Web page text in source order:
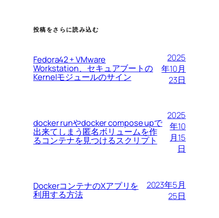
投稿をさらに読み込む
Fedora42 + VMware
Workstation、セキュアブートの
Kernelモジュールのサイン
2025
年10月
23日
docker runやdocker compose upで
出来てしまう匿名ボリュームを作
るコンテナを見つけるスクリプト
2025
年10
月15
日
DockerコンテナのXアプリを
利用する方法
2023年5月
25日